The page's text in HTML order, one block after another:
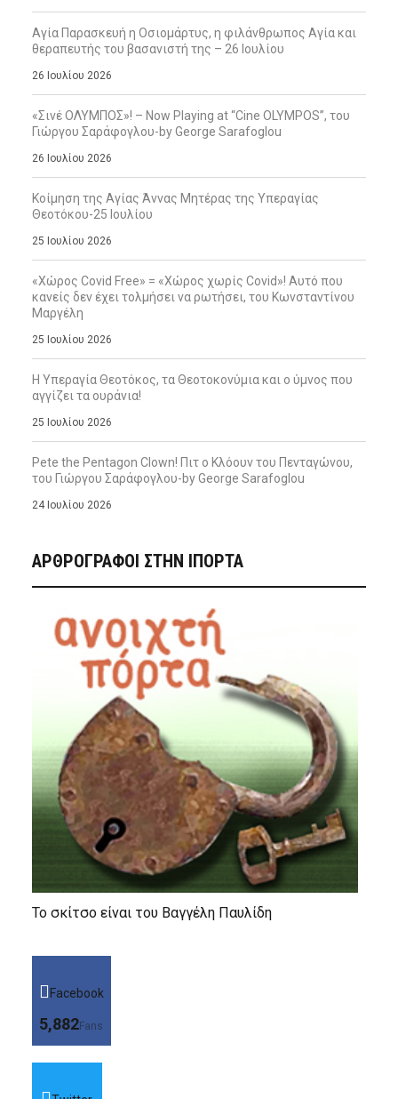
Αγία Παρασκευή η Οσιομάρτυς, η φιλάνθρωπος Αγία και
θεραπευτής του βασανιστή της – 26 Ιουλίου
26 Ιουλίου 2026
«Σινέ ΟΛΥΜΠΟΣ»! – Now Playing at “Cine OLYMPOS”, του
Γιώργου Σαράφογλου-by George Sarafoglou
26 Ιουλίου 2026
Κοίμηση της Αγίας Άννας Μητέρας της Υπεραγίας
Θεοτόκου-25 Ιουλίου
25 Ιουλίου 2026
«Χώρος Covid Free» = «Χώρος χωρίς Covid»! Αυτό που
κανείς δεν έχει τολμήσει να ρωτήσει, του Κωνσταντίνου
Μαργέλη
25 Ιουλίου 2026
Η Υπεραγία Θεοτόκος, τα Θεοτοκονύμια και ο ύμνος που
αγγίζει τα ουράνια!
25 Ιουλίου 2026
Pete the Pentagon Clown! Πιτ ο Κλόουν του Πενταγώνου,
του Γιώργου Σαράφογλου-by George Sarafoglou
24 Ιουλίου 2026
ΑΡΘΡΟΓΡΑΦΟΙ ΣΤΗΝ IΠΟΡΤΑ
Το σκίτσο είναι του Βαγγέλη Παυλίδη
Facebook
5,882Fans